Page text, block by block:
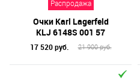
Распродажа
Очки Karl Lagerfeld
KLJ 6148S 001 57
17 520 руб. 21 900 руб.